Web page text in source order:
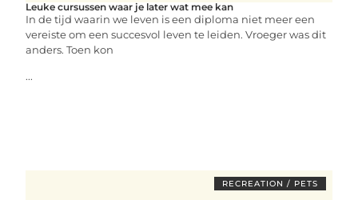
Leuke cursussen waar je later wat mee kan
In de tijd waarin we leven is een diploma niet meer een
vereiste om een succesvol leven te leiden. Vroeger was dit
anders. Toen kon
...
RECREATION / PETS